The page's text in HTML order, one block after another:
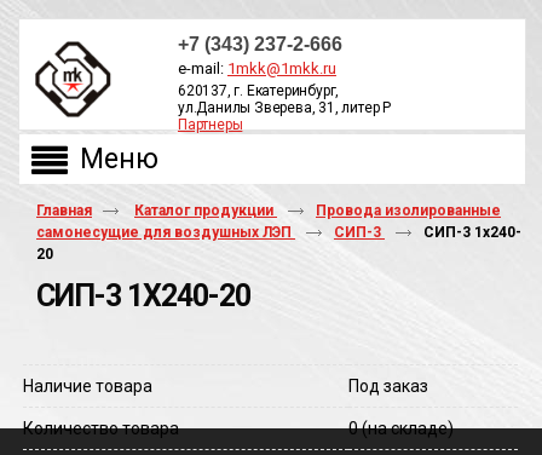
+7 (343) 237-2-666
e-mail: 1mkk@1mkk.ru
620137, г. Екатеринбург,
ул.Данилы Зверева, 31, литер Р
Партнеры
Главная Каталог продукции
Провода изолированные
самонесущие для воздушных ЛЭП
СИП-3
СИП-3 1х240-
20
СИП-3 1Х240-20
Наличие товара Под заказ
Количество товара 0(на складе)